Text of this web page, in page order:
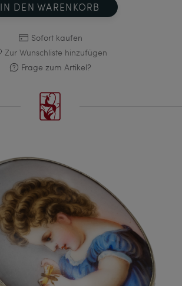
IN DEN WARENKORB
Sofort kaufen
Zur Wunschliste hinzufügen
Frage zum Artikel?